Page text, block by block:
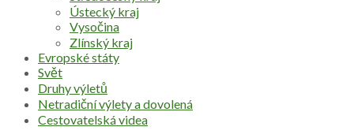
Ústecký kraj
Vysočina
Zlínský kraj
Evropské státy
Svět
Druhy výletů
Netradiční výlety a dovolená
Cestovatelská videa